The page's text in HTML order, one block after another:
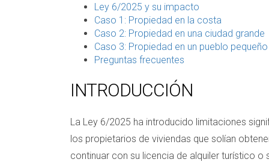
Ley 6/2025 y su impacto
Caso 1: Propiedad en la costa
Caso 2: Propiedad en una ciudad grande
Caso 3: Propiedad en un pueblo pequeño
Preguntas frecuentes
INTRODUCCIÓN
La Ley 6/2025 ha introducido limitaciones
los propietarios de viviendas que solían
continuar con su licencia de alquiler turístico